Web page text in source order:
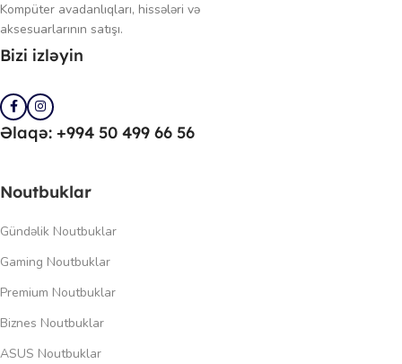
Kompüter avadanlıqları, hissələri və
aksesuarlarının satışı.
Bizi izləyin
Əlaqə: +994 50 499 66 56
Noutbuklar
Gündəlik Noutbuklar
Gaming Noutbuklar
Premium Noutbuklar
Biznes Noutbuklar
ASUS Noutbuklar